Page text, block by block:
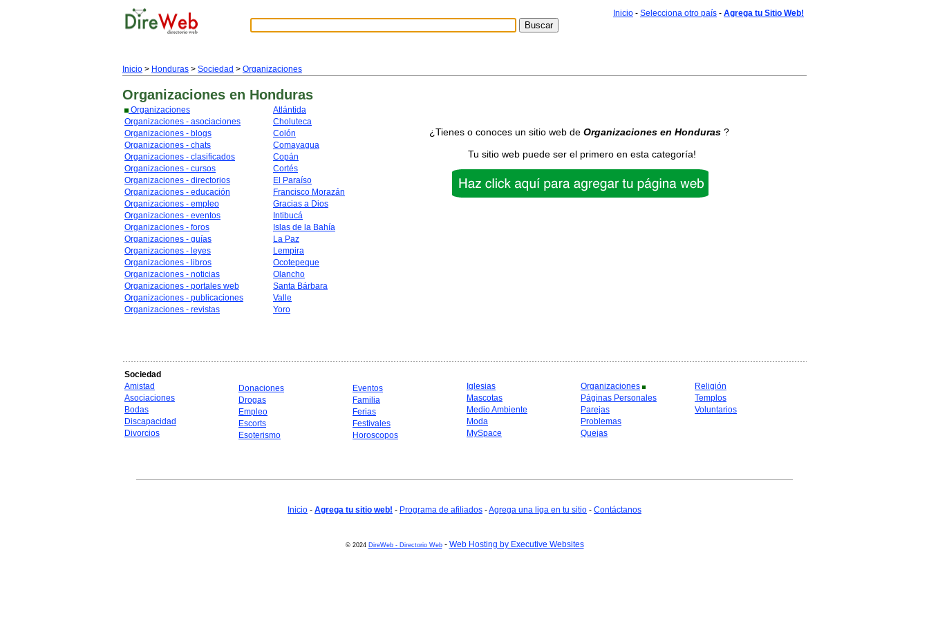
Inicio - Selecciona otro país - Agrega tu Sitio Web!
Inicio > Honduras > Sociedad > Organizaciones
Organizaciones en Honduras
Organizaciones
Organizaciones - asociaciones
Organizaciones - blogs
Organizaciones - chats
Organizaciones - clasificados
Organizaciones - cursos
Organizaciones - directorios
Organizaciones - educación
Organizaciones - empleo
Organizaciones - eventos
Organizaciones - foros
Organizaciones - guías
Organizaciones - leyes
Organizaciones - libros
Organizaciones - noticias
Organizaciones - portales web
Organizaciones - publicaciones
Organizaciones - revistas
Atlántida
Choluteca
Colón
Comayagua
Copán
Cortés
El Paraíso
Francisco Morazán
Gracias a Dios
Intibucá
Islas de la Bahía
La Paz
Lempira
Ocotepeque
Olancho
Santa Bárbara
Valle
Yoro
¿Tienes o conoces un sitio web de Organizaciones en Honduras?
Tu sitio web puede ser el primero en esta categoría!
Sociedad
Amistad
Asociaciones
Bodas
Discapacidad
Divorcios
Donaciones
Drogas
Empleo
Escorts
Esoterismo
Eventos
Familia
Ferias
Festivales
Horoscopos
Iglesias
Mascotas
Medio Ambiente
Moda
MySpace
Organizaciones
Páginas Personales
Parejas
Problemas
Quejas
Religión
Templos
Voluntarios
Inicio - Agrega tu sitio web! - Programa de afiliados -Agrega una liga en tu sitio - Contáctanos
© 2024 DireWeb - Directorio Web- Web Hosting by Executive Websites